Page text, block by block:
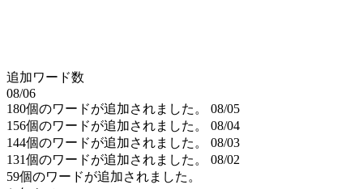
追加ワード数
08/06
180個のワードが追加されました。
08/05
156個のワードが追加されました。
08/04
144個のワードが追加されました。
08/03
131個のワードが追加されました。
08/02
59個のワードが追加されました。